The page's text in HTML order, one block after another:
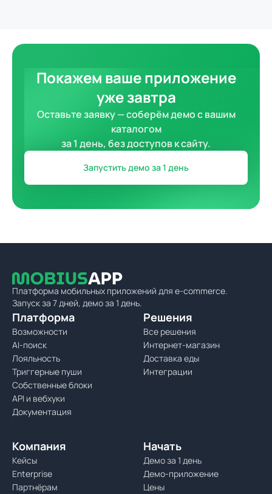
Покажем ваше приложение
уже завтра
Оставьте заявку — соберём демо с вашим
каталогом
за 1 день, без доступов к сайту.
Запустить демо за 1 день
Платформа мобильных приложений для e-commerce.
Запуск за 7 дней, демо за 1 день.
Платформа
Возможности
AI-поиск
Лояльность
Триггерные пуши
Собственные блоки
API и вебхуки
Документация
Решения
Все решения
Интернет-магазин
Доставка еды
Интеграции
Компания
Кейсы
Enterprise
Партнёрам
Начать
Демо за 1 день
Демо-приложение
Цены